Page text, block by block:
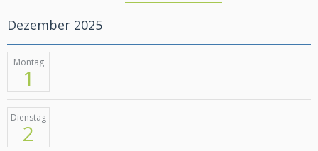
Dezember 2025
Montag
1
Dienstag
2